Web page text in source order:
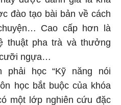
đào tạo bài bản về cách
Cao cấp hơn là
thuật pha trà và thưởng
ngựa…
phải học “Kỹ năng nói
học bắt buộc của khóa
một lớp nghiên cứu đặc